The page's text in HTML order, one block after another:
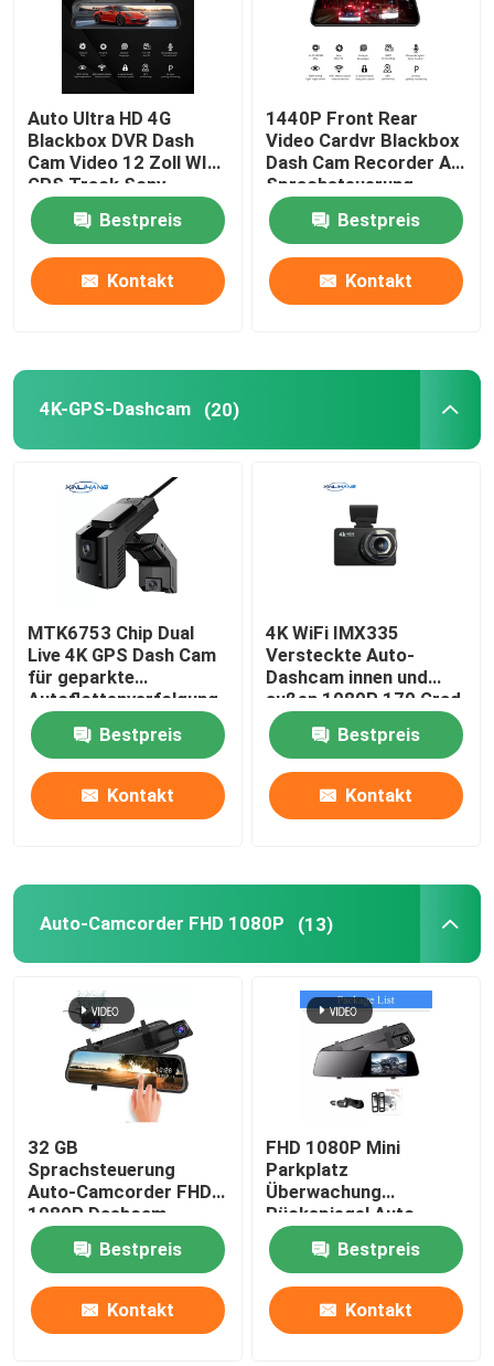
VR Show
Auto-DVR-Kamera
4G-Auto-DVR
Blackbox DVR Dashcam
4K-GPS-Dashcam
Auto-Camcorder FHD 1080P
Dashcam-Recorder
Dashcam WIFI GPS
Bewegungsaktivierte Dashcam
GPS-Dashboard-Kamera
Drahtlose Dashboard-Kamera
Carplay-Dashboard
Auto Ultra HD 4G
Blackbox DVR Dash
Cam Video 12 Zoll WIFI
GPS Track Sony
IMX335
Bestpreis
Kontakt
1440P Front Rear
Video Cardvr Blackbox
Dash Cam Recorder AI
Sprachsteuerung
Bestpreis
Kontakt
4K-GPS-Dashcam (20)
MTK6753 Chip Dual
Live 4K GPS Dash Cam
für geparkte
Autoflottenverfolgung
Bestpreis
Kontakt
4K WiFi IMX335
Versteckte Auto-
Dashcam innen und
außen 1080P 170 Grad
Bestpreis
Kontakt
Auto-Camcorder FHD 1080P (13)
32 GB
Sprachsteuerung
Auto-Camcorder FHD
1080P Dashcam-
Modus Parken IP57
WasserdichtBestpreis
Kontakt
FHD 1080P Mini
Parkplatz
Überwachung
Rückspiegel Auto
Recorder Dual Lens
Kamera 5VBestpreis
Kontakt